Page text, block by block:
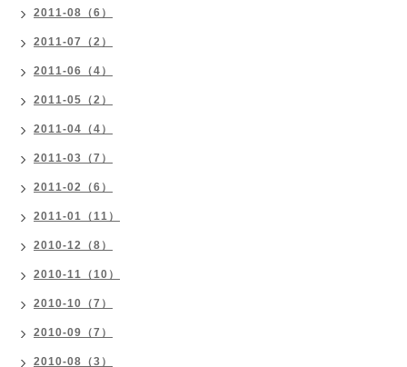
2011-08（6）
2011-07（2）
2011-06（4）
2011-05（2）
2011-04（4）
2011-03（7）
2011-02（6）
2011-01（11）
2010-12（8）
2010-11（10）
2010-10（7）
2010-09（7）
2010-08（3）